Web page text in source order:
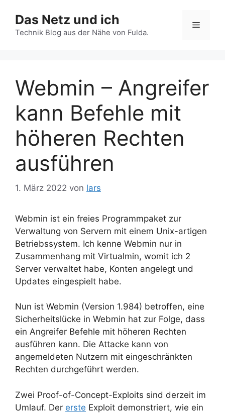
Inhalt
springen
Das Netz und ich
Technik Blog aus der Nähe von Fulda.
Menü
Webmin – Angreifer
kann Befehle mit
höheren Rechten
ausführen
1. März 2022 von lars
Webmin ist ein freies Programmpaket zur
Verwaltung von Servern mit einem Unix-artigen
Betriebssystem. Ich kenne Webmin nur in
Zusammenhang mit Virtualmin, womit ich 2
Server verwaltet habe, Konten angelegt und
Updates eingespielt habe.
Nun ist Webmin (Version 1.984) betroffen, eine
Sicherheitslücke in Webmin hat zur Folge, dass
ein Angreifer Befehle mit höheren Rechten
ausführen kann. Die Attacke kann von
angemeldeten Nutzern mit eingeschränkten
Rechten durchgeführt werden.
Zwei Proof-of-Concept-Exploits sind derzeit im
Umlauf. Der erste Exploit demonstriert, wie ein